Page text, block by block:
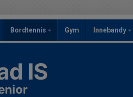
Bordtennis Gym Innebandy
IS